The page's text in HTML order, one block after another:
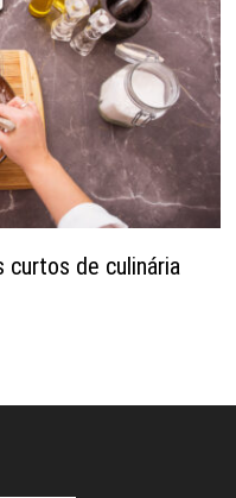
curtos de culinária